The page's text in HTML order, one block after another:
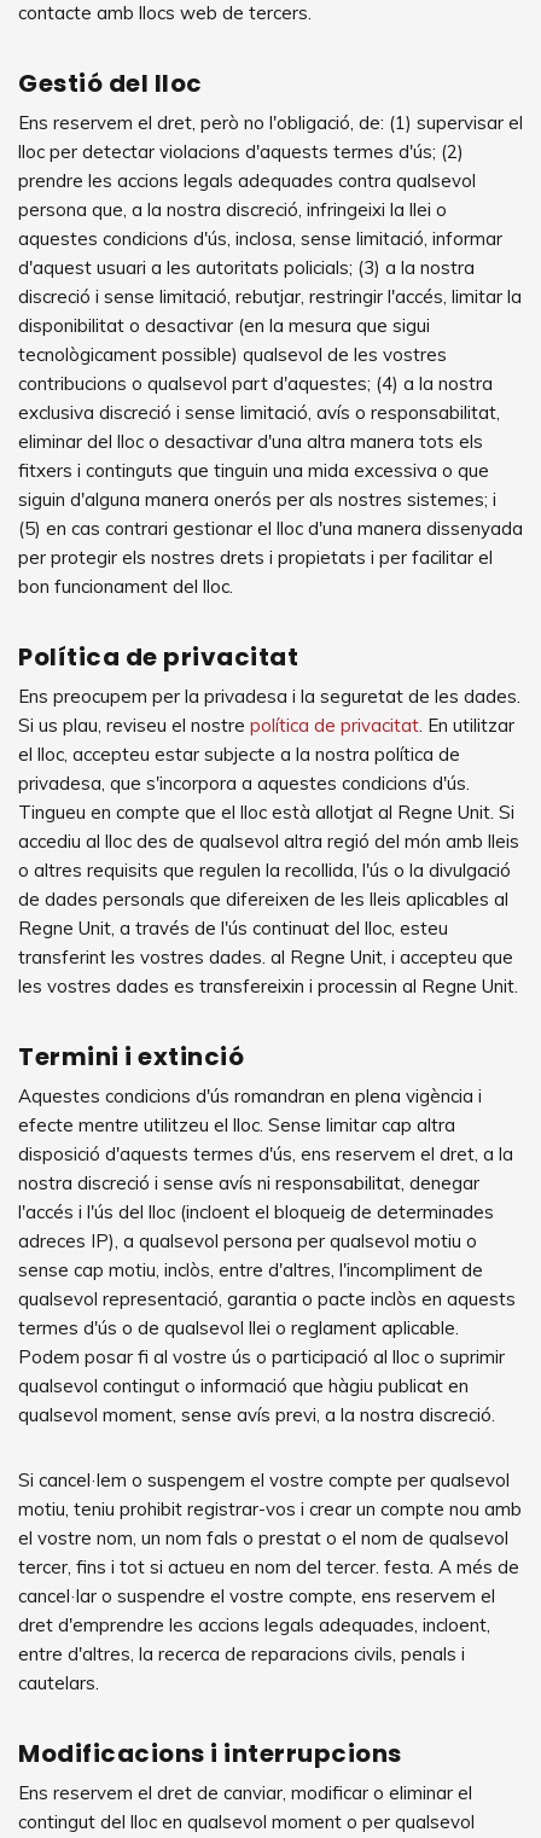
contacte amb llocs web de tercers.
Gestió del lloc
Ens reservem el dret, però no l'obligació, de: (1) supervisar el
lloc per detectar violacions d'aquests termes d'ús; (2)
prendre les accions legals adequades contra qualsevol
persona que, a la nostra discreció, infringeixi la llei o
aquestes condicions d'ús, inclosa, sense limitació, informar
d'aquest usuari a les autoritats policials; (3) a la nostra
discreció i sense limitació, rebutjar, restringir l'accés, limitar la
disponibilitat o desactivar (en la mesura que sigui
tecnològicament possible) qualsevol de les vostres
contribucions o qualsevol part d'aquestes; (4) a la nostra
exclusiva discreció i sense limitació, avís o responsabilitat,
eliminar del lloc o desactivar d'una altra manera tots els
fitxers i continguts que tinguin una mida excessiva o que
siguin d'alguna manera onerós per als nostres sistemes; i
(5) en cas contrari gestionar el lloc d'una manera dissenyada
per protegir els nostres drets i propietats i per facilitar el
bon funcionament del lloc.
Política de privacitat
Ens preocupem per la privadesa i la seguretat de les dades.
Si us plau, reviseu el nostre política de privacitat. En utilitzar
el lloc, accepteu estar subjecte a la nostra política de
privadesa, que s'incorpora a aquestes condicions d'ús.
Tingueu en compte que el lloc està allotjat al Regne Unit. Si
accediu al lloc des de qualsevol altra regió del món amb lleis
o altres requisits que regulen la recollida, l'ús o la divulgació
de dades personals que difereixen de les lleis aplicables al
Regne Unit, a través de l'ús continuat del lloc, esteu
transferint les vostres dades. al Regne Unit, i accepteu que
les vostres dades es transfereixin i processin al Regne Unit.
Termini i extinció
Aquestes condicions d'ús romandran en plena vigència i
efecte mentre utilitzeu el lloc. Sense limitar cap altra
disposició d'aquests termes d'ús, ens reservem el dret, a la
nostra discreció i sense avís ni responsabilitat, denegar
l'accés i l'ús del lloc (incloent el bloqueig de determinades
adreces IP), a qualsevol persona per qualsevol motiu o
sense cap motiu, inclòs, entre d'altres, l'incompliment de
qualsevol representació, garantia o pacte inclòs en aquests
termes d'ús o de qualsevol llei o reglament aplicable.
Podem posar fi al vostre ús o participació al lloc o suprimir
qualsevol contingut o informació que hàgiu publicat en
qualsevol moment, sense avís previ, a la nostra discreció.
Si cancel·lem o suspengem el vostre compte per qualsevol
motiu, teniu prohibit registrar-vos i crear un compte nou amb
el vostre nom, un nom fals o prestat o el nom de qualsevol
tercer, fins i tot si actueu en nom del tercer. festa. A més de
cancel·lar o suspendre el vostre compte, ens reservem el
dret d'emprendre les accions legals adequades, incloent,
entre d'altres, la recerca de reparacions civils, penals i
cautelars.
Modificacions i interrupcions
Ens reservem el dret de canviar, modificar o eliminar el
contingut del lloc en qualsevol moment o per qualsevol